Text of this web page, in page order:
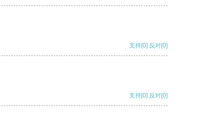
支持[0] 反对[0]
支持[0] 反对[0]